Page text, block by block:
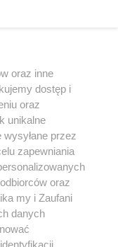
PORADY
Gdzie szukać dobrej
i dlaczego warto
oraz inne
dostęp i
oraz
unikalne
przez
zapewniania
oraz
my i Zaufani
danych